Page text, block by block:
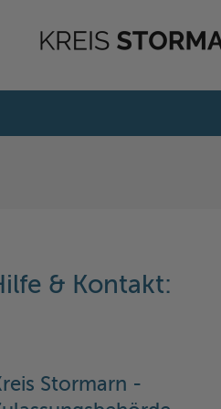
& Kontakt:
Stormarn -